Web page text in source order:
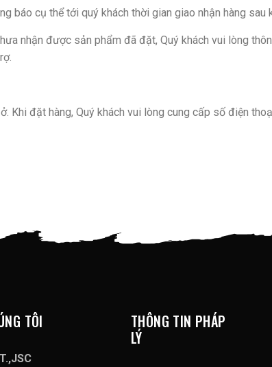
cụ thể tới quý khách thời gian giao nhận hàng sau
nhận được sản phẩm đã đặt, Quý khách vui lòng
Khi đặt hàng, Quý khách vui lòng cung cấp số điện
TÔI
THÔNG TIN PHÁP
LÝ